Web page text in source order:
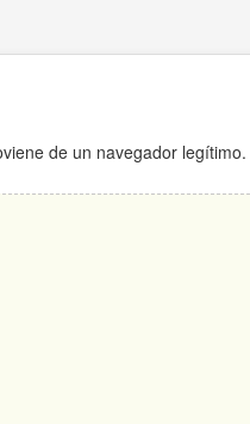
de un navegador legítimo.